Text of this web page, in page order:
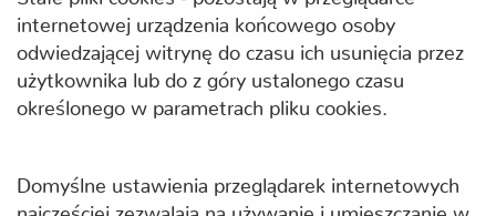
internetowej urządzenia końcowego osoby
odwiedzającej witrynę do czasu ich usunięcia przez
użytkownika lub do z góry ustalonego czasu
określonego w parametrach pliku cookies.
Domyślne ustawienia przeglądarek internetowych
najczęściej zezwalają na używanie i umieszczanie w